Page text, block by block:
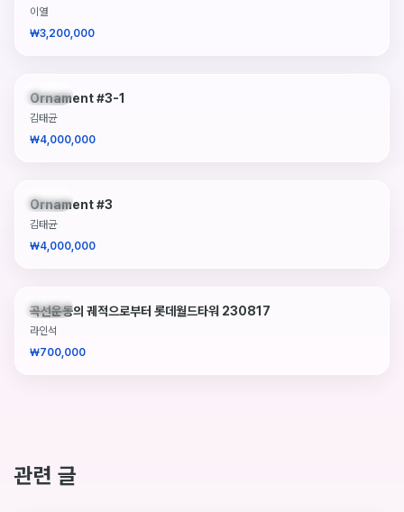
이열
₩3,200,000
판매중
Ornament #3-1
김태균
₩4,000,000
판매중
Ornament #3
김태균
₩4,000,000
판매중
곡선운동의 궤적으로부터 롯데월드타워 230817
라인석
₩700,000
관련 글